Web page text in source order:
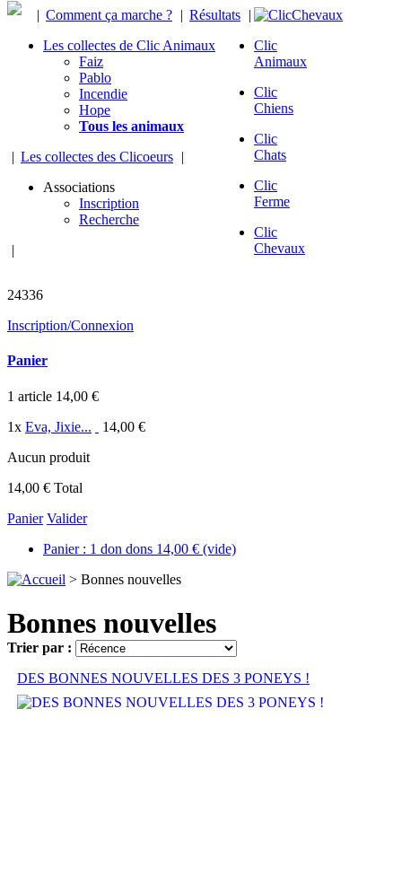
| Comment ça marche ? | Résultats |
Les collectes de Clic Animaux
Faiz
Pablo
Incendie
Hope
Tous les animaux
| Les collectes des Clicoeurs |
Associations
Inscription
Recherche
|
Clic
Animaux
Clic
Chiens
Clic
Chats
Clic
Ferme
Clic
Chevaux
24336
Inscription/Connexion
Panier
1 article 14,00 €
1x Eva, Jixie...
14,00 €
Aucun produit
14,00 € Total
Panier Valider
Panier : 1 don dons 14,00 € (vide)
> Bonnes nouvelles
Bonnes nouvelles
Trier par :
DES BONNES NOUVELLES DES 3 PONEYS !